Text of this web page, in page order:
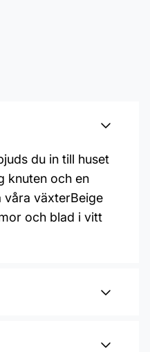
du in till huset
knuten och en
våra växterBeige
och blad i vitt